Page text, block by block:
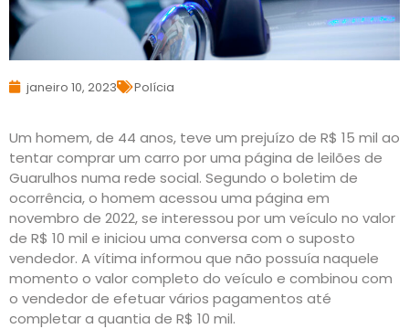
janeiro 10, 2023 Polícia
Um homem, de 44 anos, teve um prejuízo de R$ 15 mil ao
tentar comprar um carro por uma página de leilões de
Guarulhos numa rede social. Segundo o boletim de
ocorrência, o homem acessou uma página em
novembro de 2022, se interessou por um veículo no valor
de R$ 10 mil e iniciou uma conversa com o suposto
vendedor. A vítima informou que não possuía naquele
momento o valor completo do veículo e combinou com
o vendedor de efetuar vários pagamentos até
completar a quantia de R$ 10 mil.